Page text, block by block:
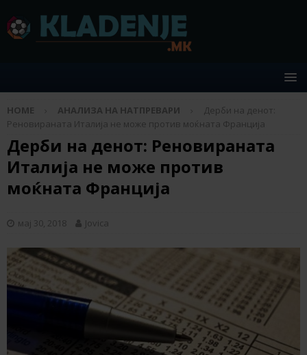
HOME АНАЛИЗА НА НАТПРЕВАРИ
Дерби на денот:
Реновираната Италија не може против моќната Франција
Дерби на денот: Реновираната
Италија не може против
моќната Франција
мај 30, 2018 Jovica